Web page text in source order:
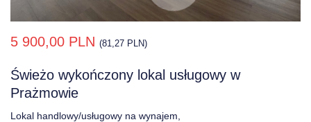
5 900,00 PLN (81,27 PLN)
Świeżo wykończony lokal usługowy w
Prażmowie
Lokal handlowy/usługowy na wynajem,